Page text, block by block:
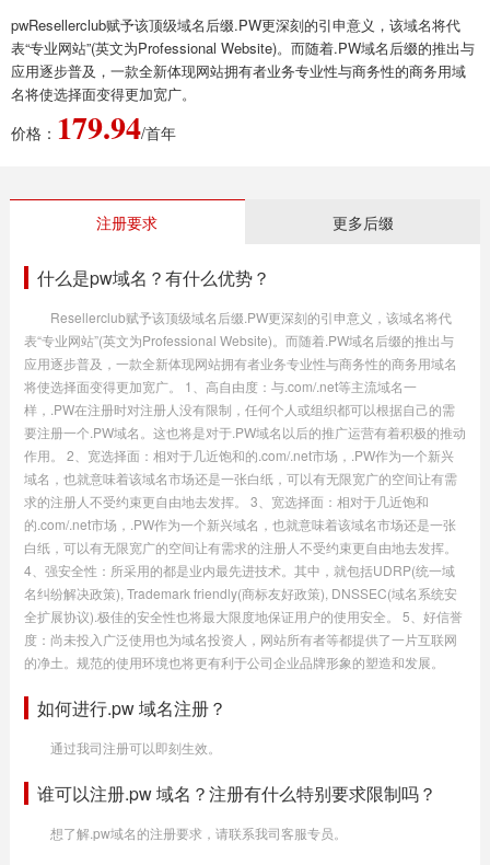
pwResellerclub赋予该顶级域名后缀.PW更深刻的引申意义，该域名将代
表“专业网站”(英文为Professional Website)。而随着.PW域名后缀的推出与
应用逐步普及，一款全新体现网站拥有者业务专业性与商务性的商务用域
名将使选择面变得更加宽广。
价格： 179.94/首年
注册要求 更多后缀
什么是pw域名？有什么优势？
Resellerclub赋予该顶级域名后缀.PW更深刻的引申意义，该域名将代
表“专业网站”(英文为Professional Website)。而随着.PW域名后缀的推出与
应用逐步普及，一款全新体现网站拥有者业务专业性与商务性的商务用域名
将使选择面变得更加宽广。 1、高自由度：与.com/.net等主流域名一
样，.PW在注册时对注册人没有限制，任何个人或组织都可以根据自己的需
要注册一个.PW域名。这也将是对于.PW域名以后的推广运营有着积极的推动
作用。 2、宽选择面：相对于几近饱和的.com/.net市场，.PW作为一个新兴
域名，也就意味着该域名市场还是一张白纸，可以有无限宽广的空间让有需
求的注册人不受约束更自由地去发挥。 3、宽选择面：相对于几近饱和
的.com/.net市场，.PW作为一个新兴域名，也就意味着该域名市场还是一张
白纸，可以有无限宽广的空间让有需求的注册人不受约束更自由地去发挥。
4、强安全性：所采用的都是业内最先进技术。其中，就包括UDRP(统一域
名纠纷解决政策), Trademark friendly(商标友好政策), DNSSEC(域名系统安
全扩展协议).极佳的安全性也将最大限度地保证用户的使用安全。 5、好信誉
度：尚未投入广泛使用也为域名投资人，网站所有者等都提供了一片互联网
的净土。规范的使用环境也将更有利于公司企业品牌形象的塑造和发展。
如何进行.pw 域名注册？
通过我司注册可以即刻生效。
谁可以注册.pw 域名？注册有什么特别要求限制吗？
想了解.pw域名的注册要求，请联系我司客服专员。